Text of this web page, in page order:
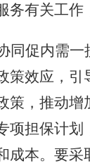
有关工作
同促内需
策效应，
策，推动
项担保计
成本。要